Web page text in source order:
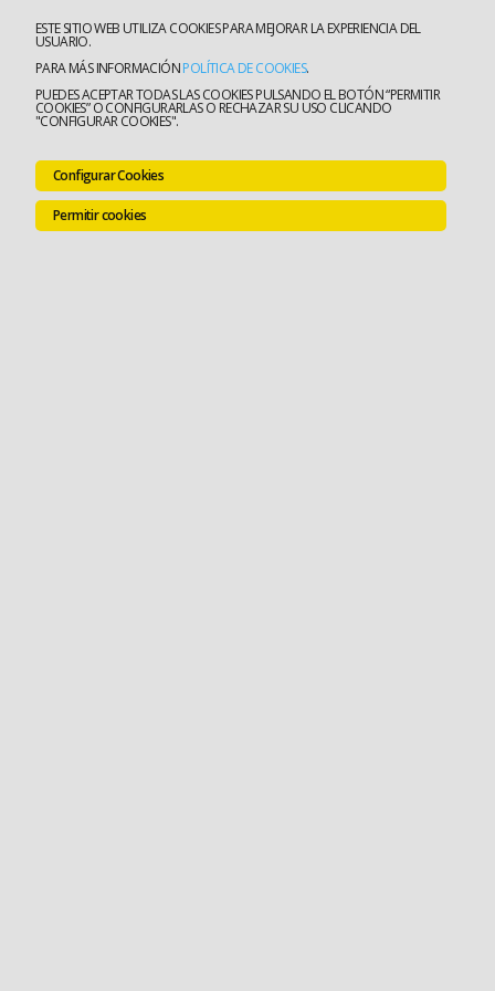
ESTE SITIO WEB UTILIZA COOKIES PARA MEJORAR LA EXPERIENCIA DEL
USUARIO.
PARA MÁS INFORMACIÓNPOLÍTICA DE COOKIES.
PUEDES ACEPTAR TODAS LAS COOKIES PULSANDO EL BOTÓN “PERMITIR
COOKIES” O CONFIGURARLAS O RECHAZAR SU USO CLICANDO
"CONFIGURAR COOKIES".
Configurar Cookies
Permitir cookies